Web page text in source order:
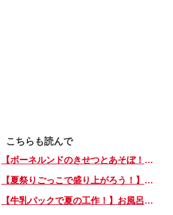
こちらも読んで
【ボーネルンドのきせつとあそぼ！】画用紙に、塗って、切って、貼って完成！ 夏を彩る元気なお花「カラフルサンフラワー」の作り方
【夏祭りごっこで盛り上がろう！】紙皿やストローでフォトプロップス風のおしゃれな「おめん」の作り方
【牛乳パックで夏の工作！】お風呂やおうちプールで水に浮かべてあそぼ！「牛乳パックのぷかぷかボート」